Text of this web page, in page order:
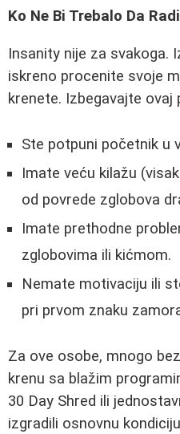
Ko Ne Bi Trebalo Da
Insanity nije za svakoga.
iskreno procenite svoje
krenete. Izbegavajte ovaj
Ste potpuni početnik u
Imate veću kilažu
od povrede zglobova
Imate prethodne
zglobovima ili kićmom.
Nemate motivaciju ili
pri prvom znaku
Za ove osobe, mnogo
krenu sa blažim
30 Day Shred ili
izgradili osnovnu